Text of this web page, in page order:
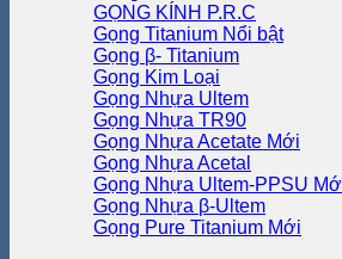
GỌNG KÍNH P.R.C
Gọng Titanium
Gọng β- Titanium
Gọng Kim Loại
Gọng Nhựa Ultem
Gọng Nhựa TR90
Gọng Nhựa Acetate
Gọng Nhựa Acetal
Gọng Nhựa Ultem-PPSU
Gọng Nhựa β-Ultem
Gọng Pure Titanium